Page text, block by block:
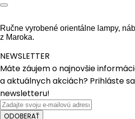
Ručne vyrobené orientálne lampy,
z Maroka.
NEWSLETTER
Máte záujem o najnovšie
a aktuálnych akciách? Prihláste
newsletteru!
ODOBERAŤ